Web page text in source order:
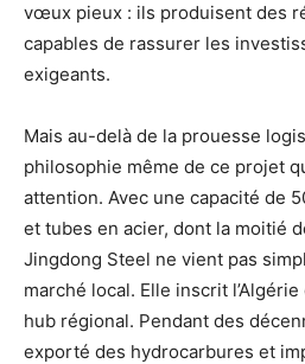
vœux pieux : ils produisent des
capables de rassurer les
exigeants.
Mais au-delà de la prouesse
philosophie même de ce projet
attention. Avec une capacité de
et tubes en acier, dont la moitié
Jingdong Steel ne vient pas
marché local. Elle inscrit
hub régional. Pendant des
exporté des hydrocarbures et